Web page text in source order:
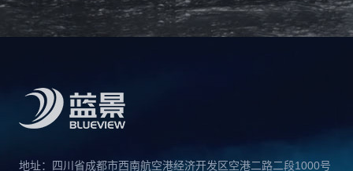
地址：四川省成都市西南航空港经济开发区空港二路二段1000号